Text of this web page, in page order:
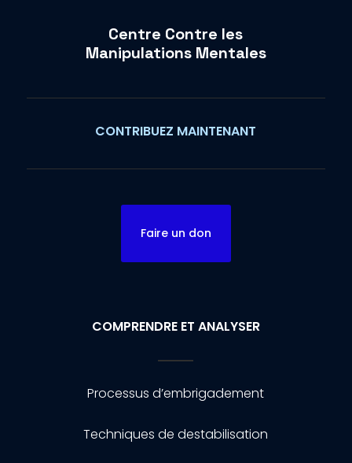
Centre Contre les
Manipulations Mentales
CONTRIBUEZ MAINTENANT
Faire un don
COMPRENDRE ET ANALYSER
Processus d’embrigadement
Techniques de destabilisation